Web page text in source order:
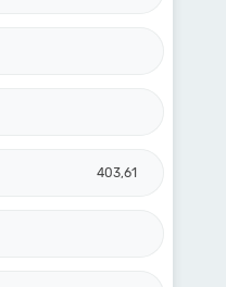
403,61